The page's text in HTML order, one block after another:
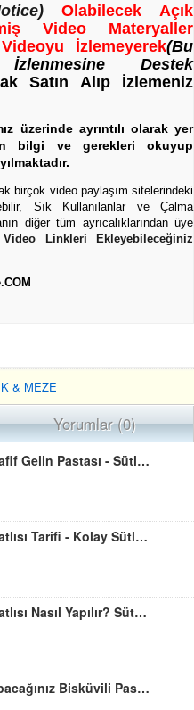
Olabilecek Açık
Video Materyaller
İzlemeyerek(Bu
Destek
Satın Alıp İzlemeniz
üzerinde ayrıntılı olarak yer
bilgi ve gerekleri okuyup
birçok video paylaşım sitelerindeki
Sık Kullanılanlar ve Çalma
diğer tüm ayrıcalıklarından üye
Video Linkleri Ekleyebileceğiniz
& MEZE
Yorumlar (0)
Bol Sütlü Çok Hafif Gelin Pastası - Sütlü Muhallebili Kolay Yaş Pasta - Pratik Sütlü Tatlı
Bisküvili İrmik Tatlısı Tarifi - Kolay Sütlü İrmik Tatlısı - Bisküvili Tatlı Nasıl Yapılır?
Bisküvili İrmik Tatlısı Nasıl Yapılır? Sütlü Kolay İrmik Tatlısı (İrmikli Tatlı Tarifleri)
Uğraşmadan Yapacağınız Bisküvili Pasta-Mozaik Pasta #bisküvili Pasta